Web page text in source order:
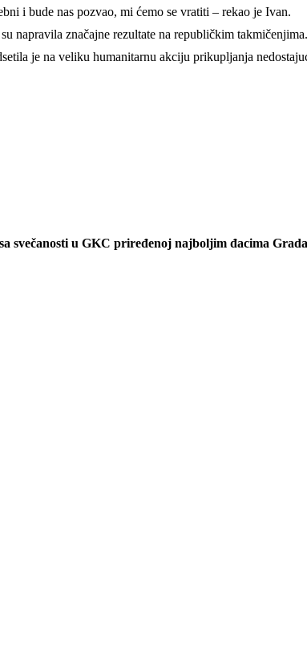
i bude nas pozvao, mi ćemo se vratiti – rekao je Ivan.
napravila značajne rezultate na republičkim
je na veliku humanitarnu akciju prikupljanja
svečanosti u GKC priređenoj najboljim đacima